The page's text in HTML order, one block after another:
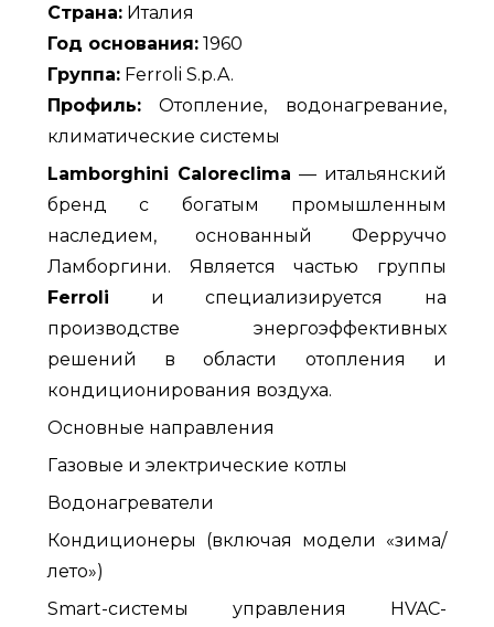
Страна:Италия
Год основания:1960
Группа:Ferroli S.p.A.
Профиль:Отопление, водонагревание,
климатические системы
Lamborghini Caloreclima — итальянский
бренд с богатым промышленным
наследием, основанный Ферруччо
Ламборгини. Является частью группы
Ferroli и специализируется на
производстве энергоэффективных
решений в области отопления и
кондиционирования воздуха.
Основные направления
Газовые и электрические котлы
Водонагреватели
Кондиционеры (включая модели «зима/
лето»)
Smart-системы управления HVAC-